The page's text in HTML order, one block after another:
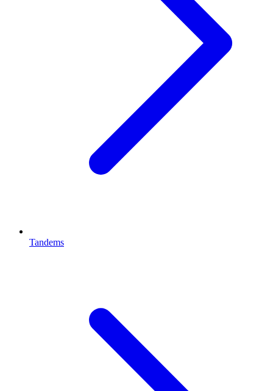
Tandems